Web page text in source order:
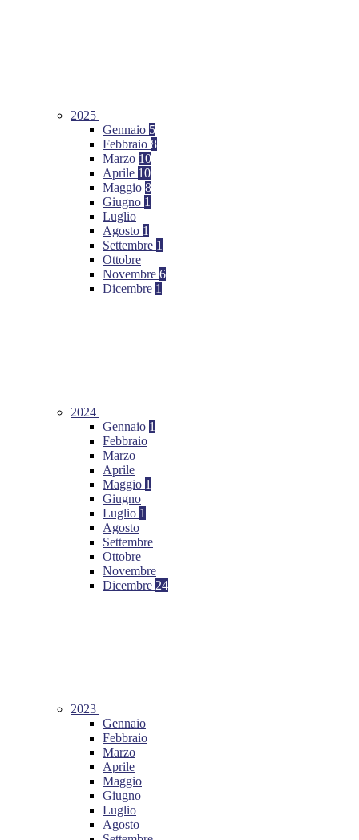
2025
Gennaio 5
Febbraio 8
Marzo 10
Aprile 10
Maggio 8
Giugno 1
Luglio
Agosto 1
Settembre 1
Ottobre
Novembre 6
Dicembre 1
2024
Gennaio 1
Febbraio
Marzo
Aprile
Maggio 1
Giugno
Luglio 1
Agosto
Settembre
Ottobre
Novembre
Dicembre 24
2023
Gennaio
Febbraio
Marzo
Aprile
Maggio
Giugno
Luglio
Agosto